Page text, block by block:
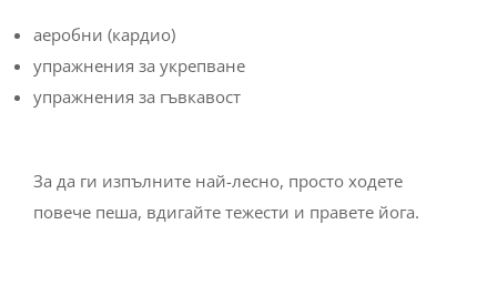
аеробни (кардио)
упражнения за укрепване
упражнения за гъвкавост
За да ги изпълните най-лесно, просто ходете
повече пеша, вдигайте тежести и правете йога.